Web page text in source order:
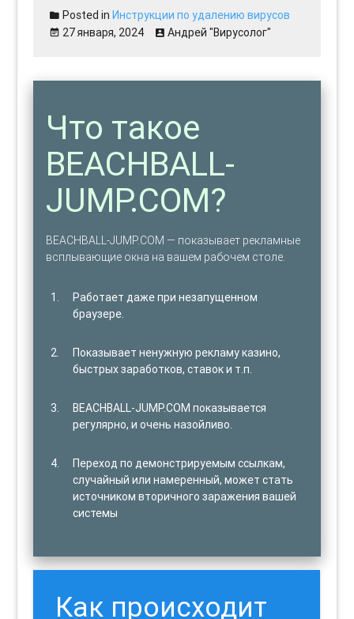
Posted inИнструкции по удалению вирусов
27 января, 2024
Андрей "Вирусолог"
Что такое
BEACHBALL-
JUMP.COM?
BEACHBALL-JUMP.COM — показывает рекламные
всплывающие окна на вашем рабочем столе.
Работает даже при незапущенном
браузере.
Показывает ненужную рекламу казино,
быстрых заработков, ставок и т.п.
BEACHBALL-JUMP.COM показывается
регулярно, и очень назойливо.
Переход по демонстрируемым ссылкам,
случайный или намеренный, может стать
источником вторичного заражения вашей
системы
Как происходит